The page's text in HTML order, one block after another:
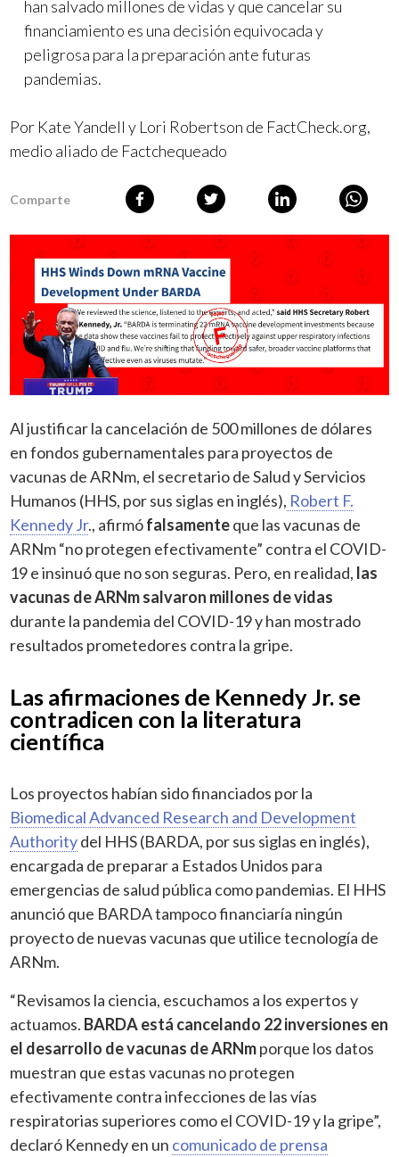
han salvado millones de vidas y que cancelar su
financiamiento es una decisión equivocada y
peligrosa para la preparación ante futuras
pandemias.
Por Kate Yandell y Lori Robertson de FactCheck.org,
medio aliado de Factchequeado
Comparte
Al justificar la cancelación de 500 millones de dólares
en fondos gubernamentales para proyectos de
vacunas de ARNm, el secretario de Salud y Servicios
Humanos (HHS, por sus siglas en inglés), Robert F.
Kennedy Jr., afirmófalsamenteque las vacunas de
ARNm “no protegen efectivamente” contra el COVID-
19 e insinuó que no son seguras. Pero, en realidad, las
vacunas de ARNm salvaron millones de vidas
durante la pandemia del COVID-19 y han mostrado
resultados prometedores contra la gripe.
Las afirmaciones de Kennedy Jr. se
contradicen con la literatura
científica
Los proyectos habían sido financiados por la
Biomedical Advanced Research and Development
Authoritydel HHS (BARDA, por sus siglas en inglés),
encargada de preparar a Estados Unidos para
emergencias de salud pública como pandemias. El HHS
anunció que BARDA tampoco financiaría ningún
proyecto de nuevas vacunas que utilice tecnología de
ARNm.
“Revisamos la ciencia, escuchamos a los expertos y
actuamos. BARDA está cancelando 22 inversiones en
el desarrollo de vacunas de ARNmporque los datos
muestran que estas vacunas no protegen
efectivamente contra infecciones de las vías
respiratorias superiores como el COVID-19 y la gripe”,
declaró Kennedy en un comunicado de prensa